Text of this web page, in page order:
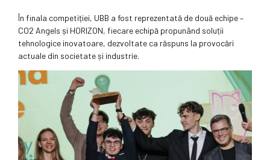
În finala competiției, UBB a fost reprezentată de două echipe –
CO2 Angels și HORIZON, fiecare echipă propunând soluții
tehnologice inovatoare, dezvoltate ca răspuns la provocări
actuale din societate și industrie.